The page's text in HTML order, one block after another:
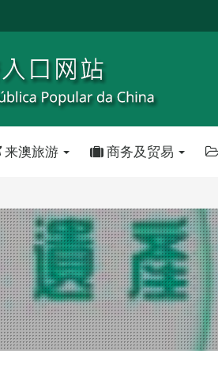
来澳旅游 商务及贸易